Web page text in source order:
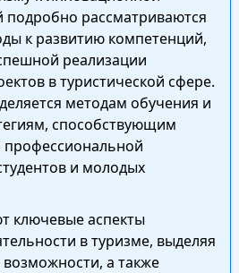
подробно рассматриваются
к развитию компетенций,
реализации
в туристической сфере.
методам обучения и
способствующим
и молодых
ключевые аспекты
в туризме, выделяя
а также